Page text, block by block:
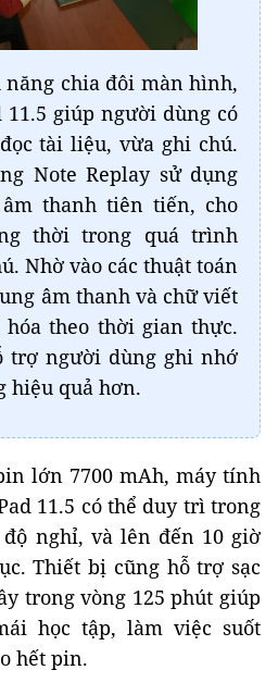
chia đôi màn hình,
11.5 giúp người dùng có
tài liệu, vừa ghi chú.
Note Replay sử dụng
thanh tiên tiến, cho
thời trong quá trình
Nhờ vào các thuật toán
âm thanh và chữ viết
theo thời gian thực.
trợ người dùng ghi nhớ
hiệu quả hơn.
lớn 7700 mAh, máy tính
11.5 có thể duy trì trong
nghỉ, và lên đến 10 giờ
Thiết bị cũng hỗ trợ sạc
trong vòng 125 phút giúp
học tập, làm việc suốt
hết pin.